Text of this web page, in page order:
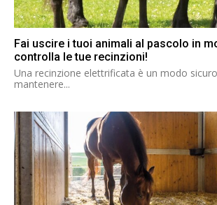
Fai uscire i tuoi animali al pascolo in
controlla le tue recinzioni!
Una recinzione elettrificata è un modo
mantenere...